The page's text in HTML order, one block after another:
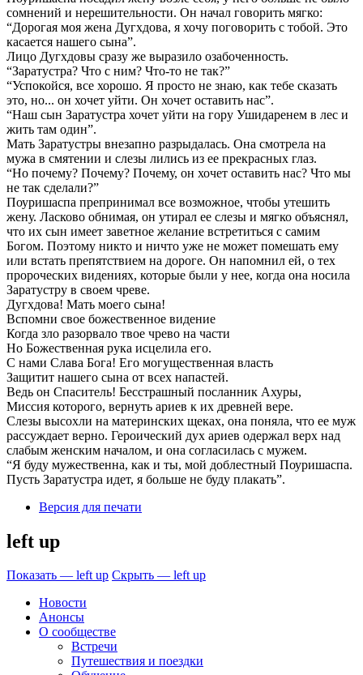
сомнений и нерешительности. Он начал говорить мягко:
“Дорогая моя жена Дугхдова, я хочу поговорить с тобой. Это
касается нашего сына”.
Лицо Дугхдовы сразу же выразило озабоченность.
“Заратустра? Что с ним? Что-то не так?”
“Успокойся, все хорошо. Я просто не знаю, как тебе сказать
это, но... он хочет уйти. Он хочет оставить нас”.
“Наш сын Заратустра хочет уйти на гору Ушидаренем в лес и
жить там один”.
Мать Заратустры внезапно разрыдалась. Она смотрела на
мужа в смятении и слезы лились из ее прекрасных глаз.
“Но почему? Почему? Почему, он хочет оставить нас? Что мы
не так сделали?”
Поуришаспа препринимал все возможное, чтобы утешить
жену. Ласково обнимая, он утирал ее слезы и мягко объяснял,
что их сын имеет заветное желание встретиться с самим
Богом. Поэтому никто и ничто уже не может помешать ему
или встать препятствием на дороге. Он напомнил ей, о тех
пророческих видениях, которые были у нее, когда она носила
Заратустру в своем чреве.
Дугхдова! Мать моего сына!
Вспомни свое божественное видение
Когда зло разорвало твое чрево на части
Но Божественная рука исцелила его.
С нами Слава Бога! Его могущественная власть
Защитит нашего сына от всех напастей.
Ведь он Спаситель! Бесстрашный посланник Ахуры,
Миссия которого, вернуть ариев к их древней вере.
Слезы высохли на материнских щеках, она поняла, что ее муж
рассуждает верно. Героический дух ариев одержал верх над
слабым женским началом, и она согласилась с мужем.
“Я буду мужественна, как и ты, мой доблестный Поуришаспа.
Пусть Заратустра идет, я больше не буду плакать”.
Версия для печати
left up
Показать — left up Скрыть — left up
Новости
Анонсы
О сообществе
Встречи
Путешествия и поездки